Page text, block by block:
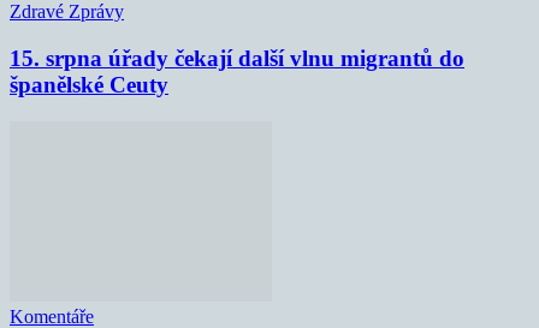
Zdravé Zprávy
15. srpna úřady čekají další vlnu migrantů do
španělské Ceuty
Komentáře